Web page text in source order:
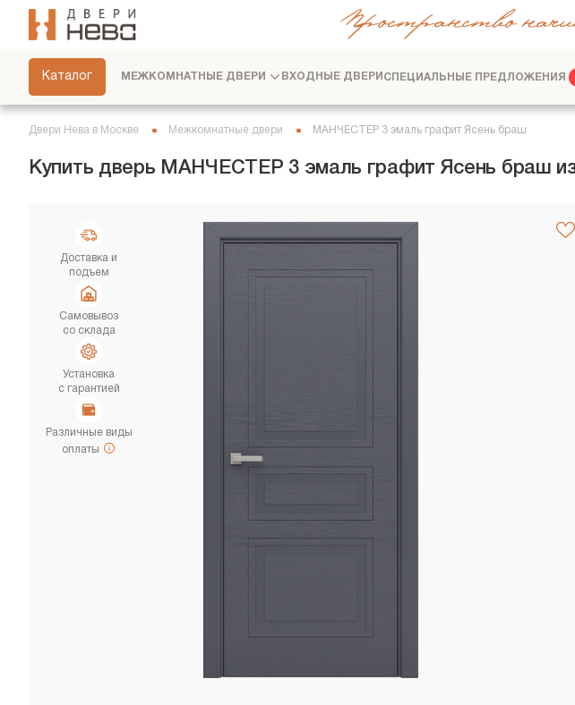
Пространство
Каталог
СКРЫТЫЕ ДВЕРИ
ДЕКОРАТИВНЫЕ РЕЙКИ
СЕРВИС
МЕЖКОМНАТНЫЕ ДВЕРИ ВХОДНЫЕ ДВЕРИ СПЕЦИАЛЬНЫЕ ПРЕДЛОЖЕНИЯ
Двери Нева в Москве Межкомнатные двери МАНЧЕСТЕР 3 эмаль графит Ясень браш
Купить дверь МАНЧЕСТЕР 3 эмаль графит Ясень браш
Доставка и
подъем
Самовывоз
со склада
Установка
с гарантией
Различные виды
оплаты